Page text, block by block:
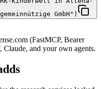
GmbH")
(FastMCP, Bearer
and your own agents.